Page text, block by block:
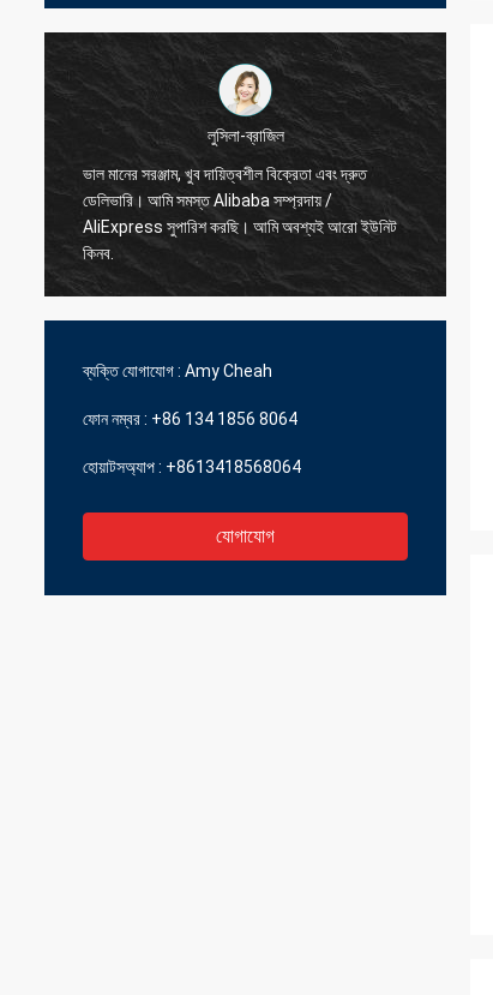
হামাদিভো-ফ্রান্স
সেরা বিক্রেতা, ভাল লেনদেন এবং দ্রুত ডেলিভারি সময়
ব্যক্তি যোগাযোগ : Amy Cheah
ফোন নম্বর : +86 134 1856 8064
হোয়াটসঅ্যাপ : +8613418568064
যোগাযোগ